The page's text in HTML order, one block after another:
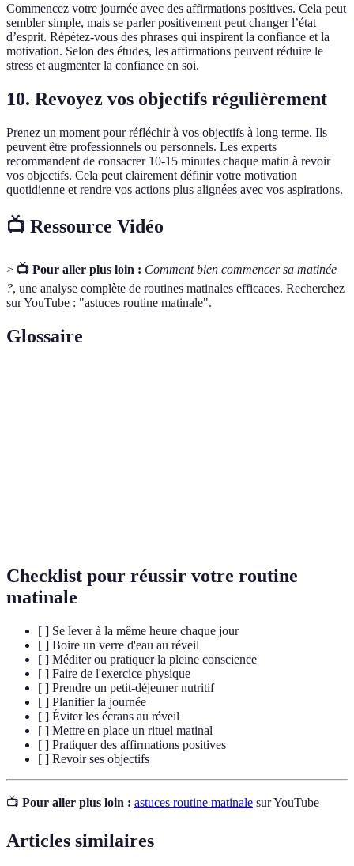
Commencez votre journée avec des affirmations positives. Cela peut
sembler simple, mais se parler positivement peut changer l’état
d’esprit. Répétez-vous des phrases qui inspirent la confiance et la
motivation. Selon des études, les affirmations peuvent réduire le
stress et augmenter la confiance en soi.
10. Revoyez vos objectifs régulièrement
Prenez un moment pour réfléchir à vos objectifs à long terme. Ils
peuvent être professionnels ou personnels. Les experts
recommandent de consacrer 10-15 minutes chaque matin à revoir
vos objectifs. Cela peut clairement définir votre motivation
quotidienne et rendre vos actions plus alignées avec vos aspirations.
📺 Ressource Vidéo
> 📺 Pour aller plus loin : Comment bien commencer sa matinée
?, une analyse complète de routines matinales efficaces. Recherchez
sur YouTube : "astuces routine matinale".
Glossaire
Checklist pour réussir votre routine
matinale
[ ] Se lever à la même heure chaque jour
[ ] Boire un verre d'eau au réveil
[ ] Méditer ou pratiquer la pleine conscience
[ ] Faire de l'exercice physique
[ ] Prendre un petit-déjeuner nutritif
[ ] Planifier la journée
[ ] Éviter les écrans au réveil
[ ] Mettre en place un rituel matinal
[ ] Pratiquer des affirmations positives
[ ] Revoir ses objectifs
📺 Pour aller plus loin : astuces routine matinale sur YouTube
Articles similaires